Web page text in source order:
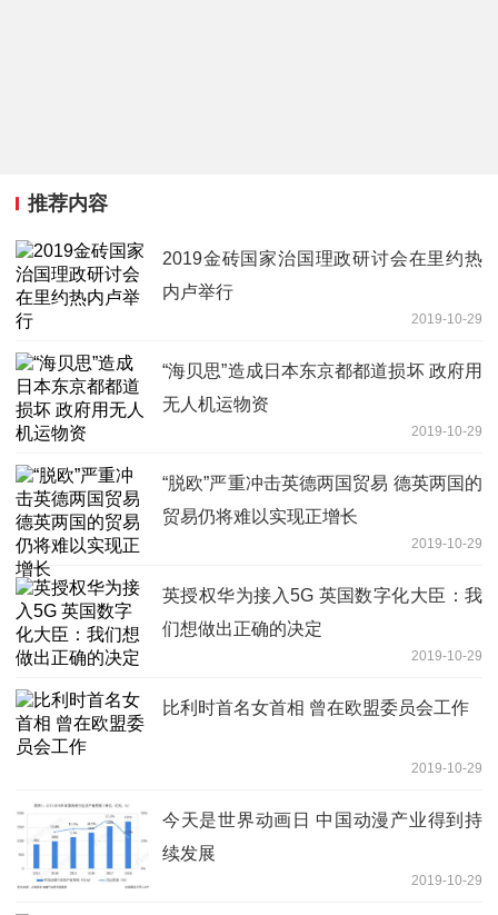
推荐内容
2019金砖国家治国理政研讨会在里约热
内卢举行
2019-10-29
“海贝思”造成日本东京都都道损坏 政府用
无人机运物资
2019-10-29
“脱欧”严重冲击英德两国贸易 德英两国的
贸易仍将难以实现正增长
2019-10-29
英授权华为接入5G 英国数字化大臣：我
们想做出正确的决定
2019-10-29
比利时首名女首相 曾在欧盟委员会工作
2019-10-29
今天是世界动画日 中国动漫产业得到持
续发展
2019-10-29